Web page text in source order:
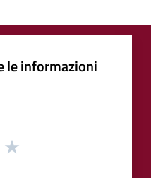
le informazioni